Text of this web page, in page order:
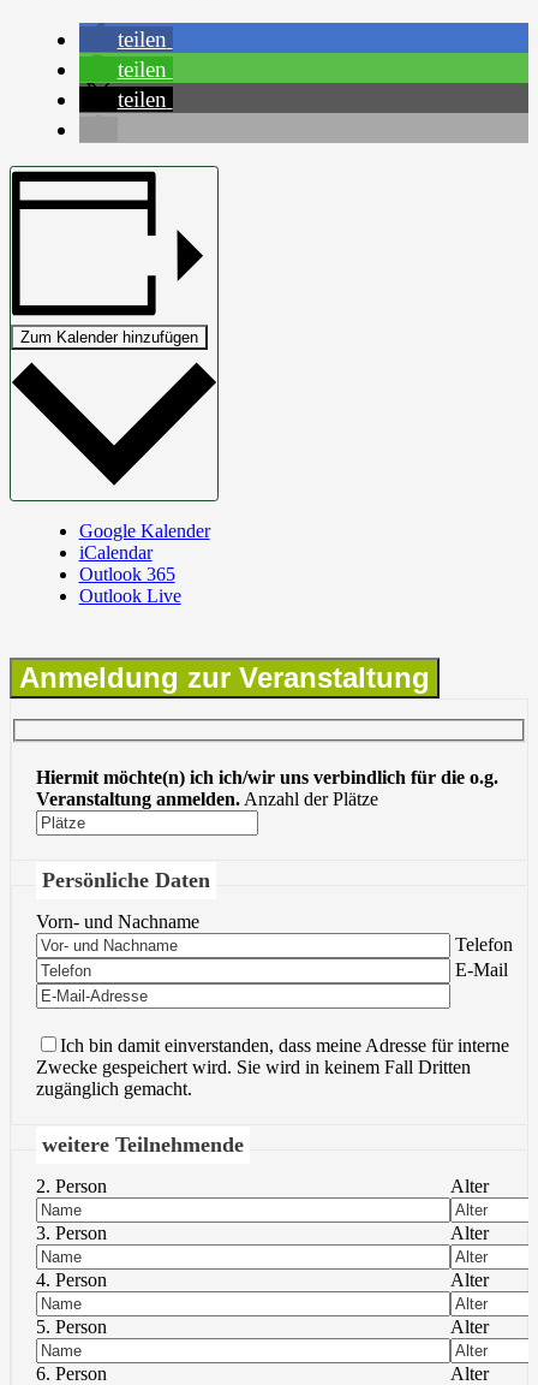
teilen
teilen
teilen
Zum Kalender hinzufügen
Google Kalender
iCalendar
Outlook 365
Outlook Live
Anmeldung zur Veranstaltung
Hiermit möchte(n) ich ich/wir uns verbindlich für die o.g.
Veranstaltung anmelden.Anzahl der Plätze
Persönliche Daten
Vorn- und Nachname
Bitte lasse
Telefon
Bitte lasse
E-Mail
Ich bin damit einverstanden, dass meine Adresse für interne
Zwecke gespeichert wird. Sie wird in keinem Fall Dritten
zugänglich gemacht.
weitere Teilnehmende
2. Person Alter
3. Person Alter
4. Person Alter
5. Person Alter
6. Person Alter